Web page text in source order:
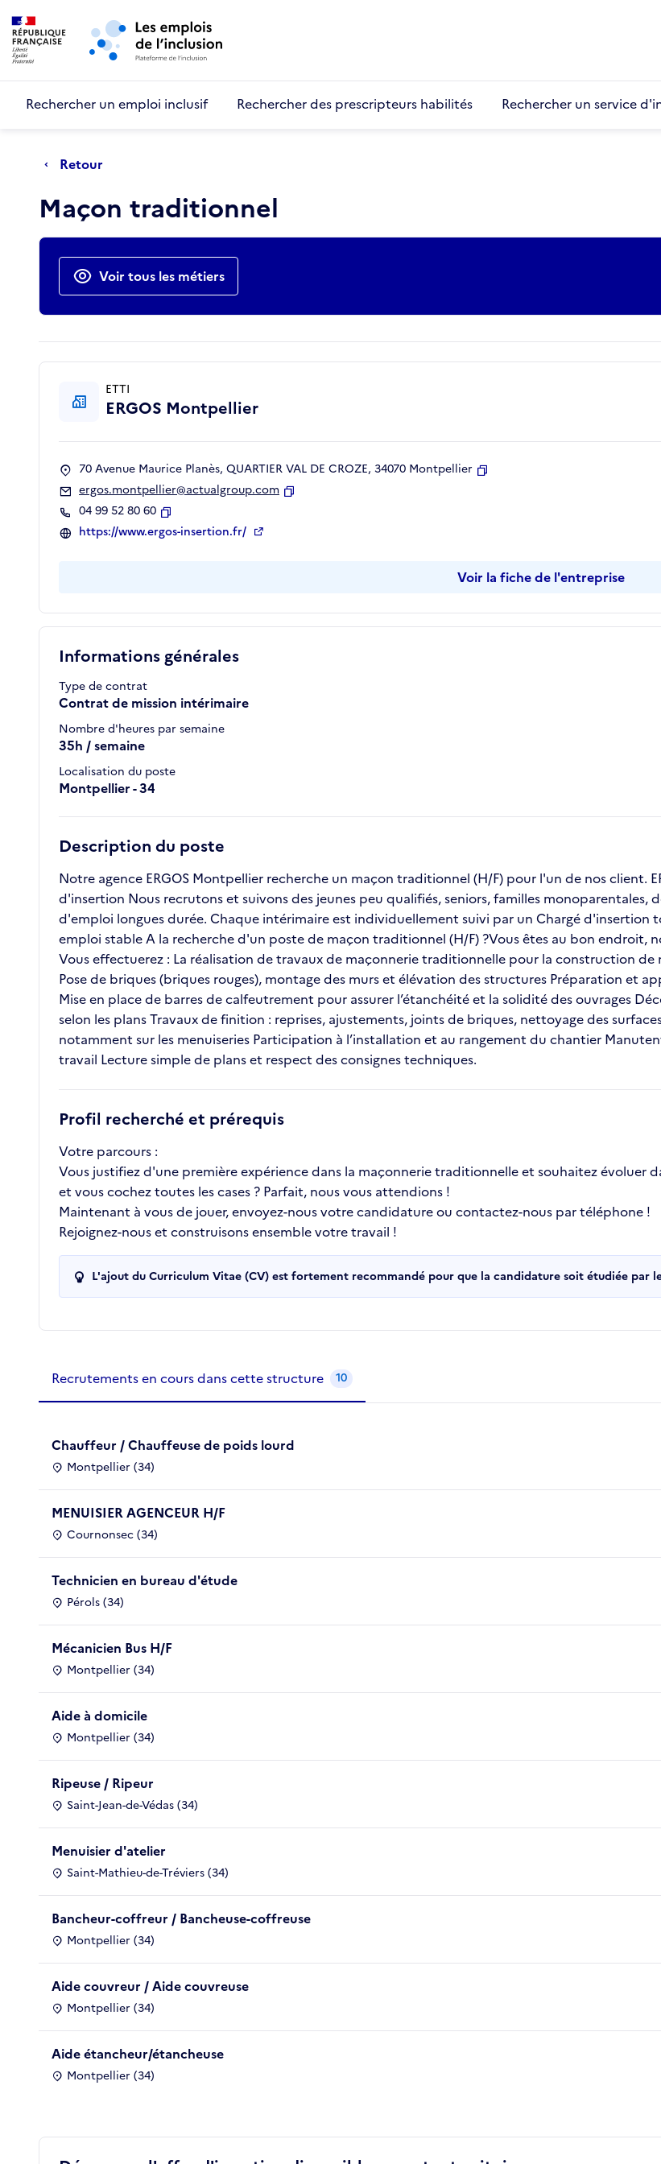
Aller au menu principal
Rechercher un emploi inclusif Rechercher des prescripteurs habilités Rechercher un service
Retour
Maçon traditionnel
Actions rapides
Voir tous les métiers
Informations générales
Type de contrat
Contrat de mission intérimaire
Nombre d'heures par semaine
35h / semaine
Localisation du poste
Montpellier - 34
Description du poste
Notre agence ERGOS Montpellier recherche un maçon traditionnel (H/F) pour l'un de nos client.
d'insertion Nous recrutons et suivons des jeunes peu qualifiés, seniors, familles monoparentales,
d'emploi longues durée. Chaque intérimaire est individuellement suivi par un Chargé
emploi stable A la recherche d'un poste de maçon traditionnel (H/F) ?Vous êtes au bon endroit,
Vous effectuerez : La réalisation de travaux de maçonnerie traditionnelle pour la construction de
Pose de briques (briques rouges), montage des murs et élévation des structures Préparation et
Mise en place de barres de calfeutrement pour assurer l’étanchéité et la solidité des ouvrages
selon les plans Travaux de finition : reprises, ajustements, joints de briques, nettoyage des
notamment sur les menuiseries Participation à l’installation et au rangement du chantier
travail Lecture simple de plans et respect des consignes techniques.
Profil recherché et prérequis
Votre parcours :
Vous justifiez d'une première expérience dans la maçonnerie traditionnelle et souhaitez évoluer
et vous cochez toutes les cases ? Parfait, nous vous attendions !
Maintenant à vous de jouer, envoyez-nous votre candidature ou contactez-nous par téléphone !
Rejoignez-nous et construisons ensemble votre travail !
L'ajout du Curriculum Vitae (CV) est fortement recommandé pour que la candidature soit étudiée par
ETTI
ERGOS Montpellier
70 Avenue Maurice Planès, QUARTIER VAL DE CROZE, 34070 Montpellier
ergos.montpellier@actualgroup.com
04 99 52 80 60
Copier
https://www.ergos-insertion.fr/
Voir la fiche de l'entreprise
Recrutements de la structure
Recrutements en cours dans cette structure 10
Chauffeur / Chauffeuse de poids lourd
Montpellier (34)
MENUISIER AGENCEUR H/F
Cournonsec (34)
Technicien en bureau d'étude
Pérols (34)
Mécanicien Bus H/F
Montpellier (34)
Aide à domicile
Montpellier (34)
Ripeuse / Ripeur
Saint-Jean-de-Védas (34)
Menuisier d'atelier
Saint-Mathieu-de-Tréviers (34)
Bancheur-coffreur / Bancheuse-coffreuse
Montpellier (34)
Aide couvreur / Aide couvreuse
Montpellier (34)
Aide étancheur/étancheuse
Montpellier (34)